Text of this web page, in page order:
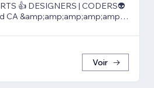
CODERS👽
CA &amp;amp;amp;amp;amp;
Voir